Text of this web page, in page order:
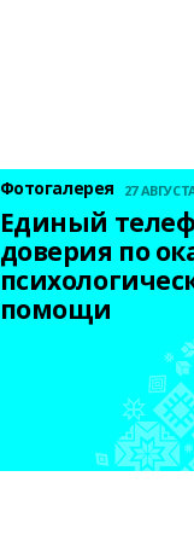
Фотогалерея 27
Единый
доверия по
помощи